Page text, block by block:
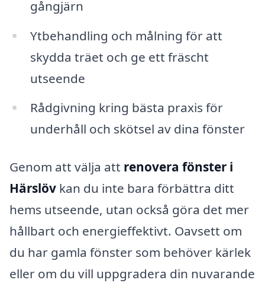
gångjärn
Ytbehandling och målning för att
skydda träet och ge ett fräscht
utseende
Rådgivning kring bästa praxis för
underhåll och skötsel av dina fönster
Genom att välja att renovera fönster i
Härslöv kan du inte bara förbättra ditt
hems utseende, utan också göra det mer
hållbart och energieffektivt. Oavsett om
du har gamla fönster som behöver kärlek
eller om du vill uppgradera din nuvarande